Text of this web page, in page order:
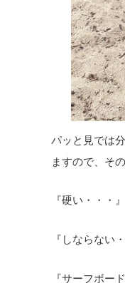
パッと見では
ますので、そ
『硬い・・・』
『しならない
『サーフボー